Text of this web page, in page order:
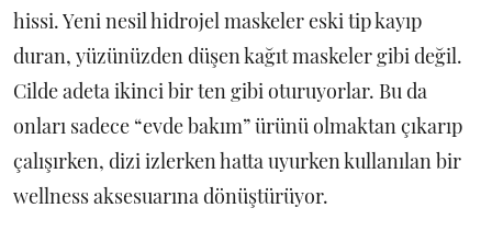
hissi. Yeni nesil hidrojel maskeler eski tip kayıp
duran, yüzünüzden düşen kağıt maskeler gibi değil.
Cilde adeta ikinci bir ten gibi oturuyorlar. Bu da
onları sadece “evde bakım” ürünü olmaktan çıkarıp
çalışırken, dizi izlerken hatta uyurken kullanılan bir
wellness aksesuarına dönüştürüyor.